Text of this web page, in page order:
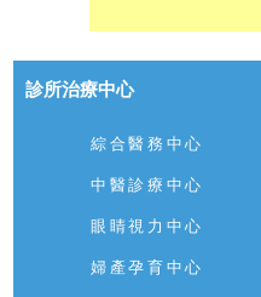
診所治療中心
綜合醫務中心
中醫診療中心
眼睛視力中心
婦產孕育中心